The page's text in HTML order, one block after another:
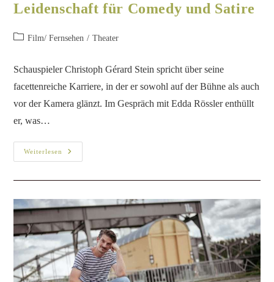
Leidenschaft für Comedy und Satire
Film/ Fernsehen / Theater
Schauspieler Christoph Gérard Stein spricht über seine
facettenreiche Karriere, in der er sowohl auf der Bühne als auch
vor der Kamera glänzt. Im Gespräch mit Edda Rössler enthüllt
er, was…
Weiterlesen